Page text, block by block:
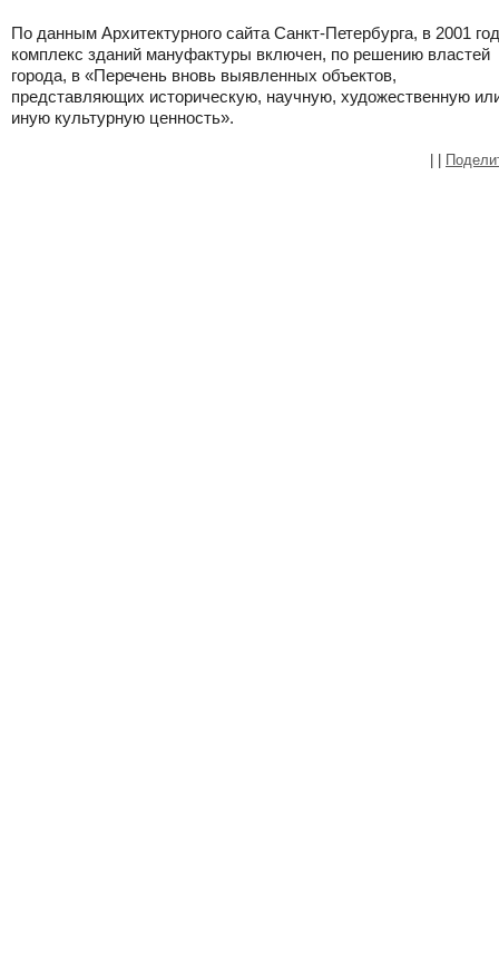
По данным Архитектурного сайта Санкт-Петербурга, в 2001
комплекс зданий мануфактуры включен, по решению властей
города, в «Перечень вновь выявленных объектов,
представляющих историческую, научную, художественную
иную культурную ценность».